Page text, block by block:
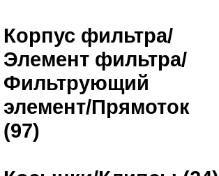
Корпус фильтра/
Элемент фильтра/
Фильтрующий
элемент/Прямоток
(97)